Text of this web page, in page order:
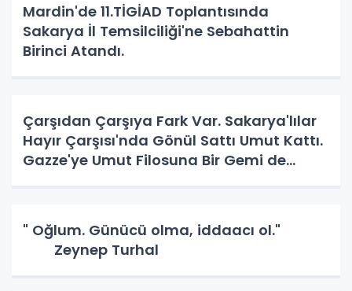
Mardin'de 11.TİGİAD Toplantısında
Sakarya İl Temsilciliği'ne Sebahattin
Birinci Atandı.
Çarşıdan Çarşıya Fark Var. Sakarya'lılar
Hayır Çarşısı'nda Gönül Sattı Umut Kattı.
Gazze'ye Umut Filosuna Bir Gemi de
" Oğlum. Günücü olma, iddaacı ol."
Zeynep Turhal